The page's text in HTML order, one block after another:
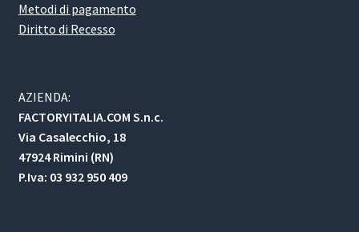
Metodi di pagamento
Diritto di Recesso
AZIENDA:
FACTORYITALIA.COM S.n.c.
Via Casalecchio, 18
47924 Rimini (RN)
P.Iva: 03 932 950 409